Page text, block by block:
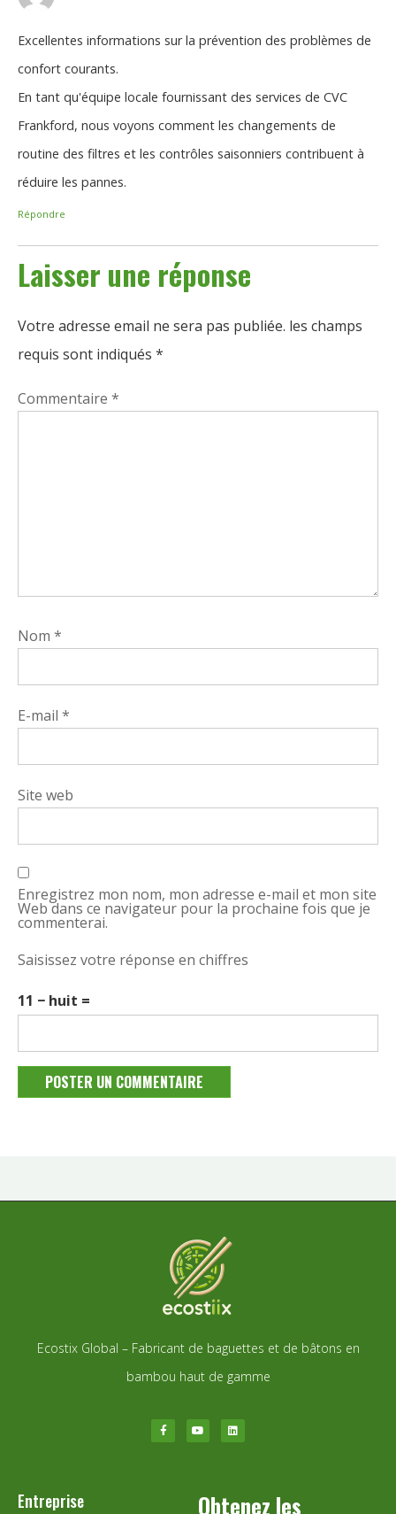
Excellentes informations sur la prévention des problèmes de
confort courants.
En tant qu'équipe locale fournissant des services de CVC
Frankford, nous voyons comment les changements de
routine des filtres et les contrôles saisonniers contribuent à
réduire les pannes.
Répondre
Laisser une réponse
Votre adresse email ne sera pas publiée. les champs
requis sont indiqués *
Commentaire *
Nom *
E-mail *
Site web
Enregistrez mon nom, mon adresse e-mail et mon site
Web dans ce navigateur pour la prochaine fois que je
commenterai.
Saisissez votre réponse en chiffres
11 − huit =
Ecostix Global – Fabricant de baguettes et de bâtons en
bambou haut de gamme
Entreprise Obtenez les